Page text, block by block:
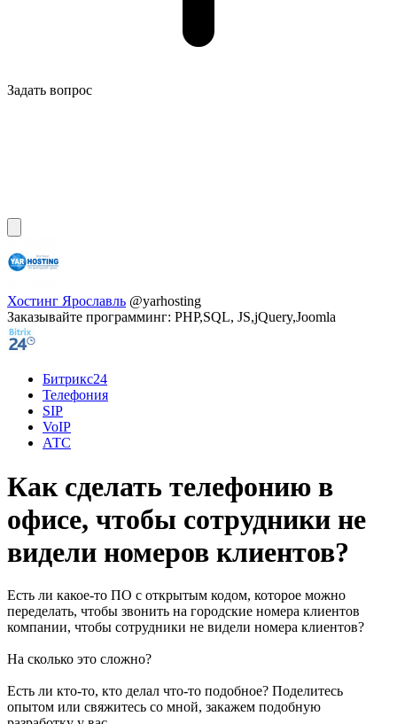
Задать вопрос
Хостинг Ярославль @yarhosting
Заказывайте программинг: PHP,SQL, JS,jQuery,Joomla
Битрикс24
Телефония
SIP
VoIP
АТС
Как сделать телефонию в
офисе, чтобы сотрудники не
видели номеров клиентов?
Есть ли какое-то ПО с открытым кодом, которое можно
переделать, чтобы звонить на городские номера клиентов
компании, чтобы сотрудники не видели номера клиентов?
На сколько это сложно?
Есть ли кто-то, кто делал что-то подобное? Поделитесь
опытом или свяжитесь со мной, закажем подобную